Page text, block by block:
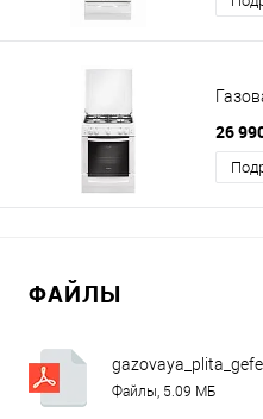
26
ФАЙЛЫ
Файлы, 5.09 МБ